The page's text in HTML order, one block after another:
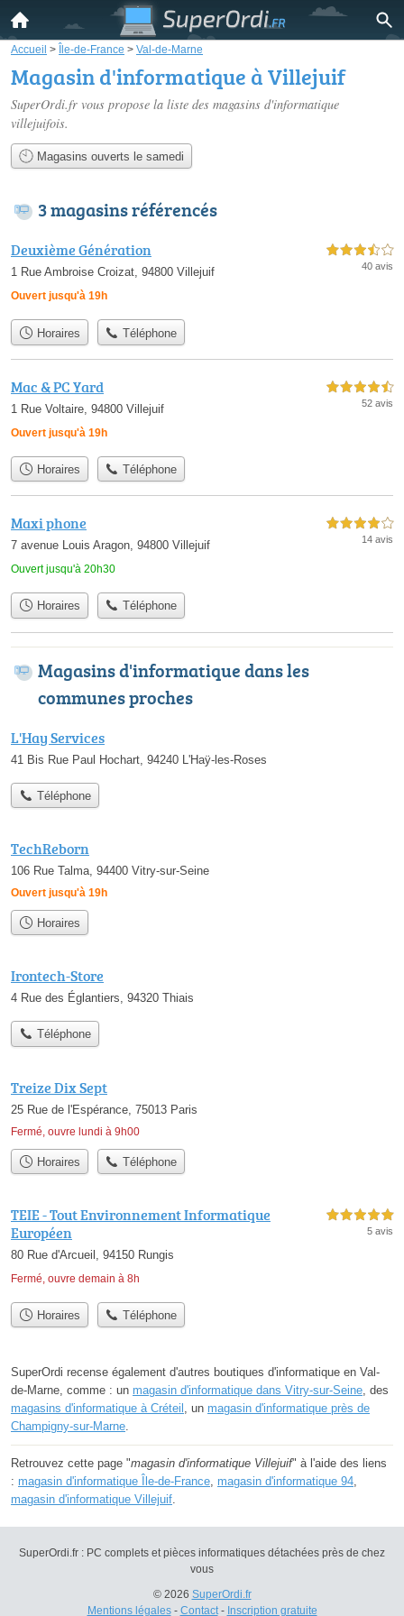
Accueil > Île-de-France > Val-de-Marne
Magasin d'informatique à Villejuif
SuperOrdi.fr vous propose la liste des magasins d'informatique
villejuifois.
Magasins ouverts le samedi
3 magasins référencés
Deuxième Génération
1 Rue Ambroise Croizat, 94800 Villejuif
Ouvert jusqu'à 19h
3,5 étoiles sur 5
40 avis
Horaires Téléphone
Mac & PC Yard
1 Rue Voltaire, 94800 Villejuif
Ouvert jusqu'à 19h
4,5 étoiles sur 5
52 avis
Horaires Téléphone
Maxi phone
7 avenue Louis Aragon, 94800 Villejuif
Ouvert jusqu'à 20h30
4,0 étoiles sur 5
14 avis
Horaires Téléphone
Magasins d'informatique dans les
communes proches
L'Hay Services
41 Bis Rue Paul Hochart, 94240 L'Haÿ-les-Roses
Téléphone
TechReborn
106 Rue Talma, 94400 Vitry-sur-Seine
Ouvert jusqu'à 19h
Horaires
Irontech-Store
4 Rue des Églantiers, 94320 Thiais
Téléphone
Treize Dix Sept
25 Rue de l'Espérance, 75013 Paris
Fermé, ouvre lundi à 9h00
Horaires Téléphone
TEIE - Tout Environnement Informatique
Européen
80 Rue d'Arcueil, 94150 Rungis
Fermé, ouvre demain à 8h
5,0 étoiles sur 5
5 avis
Horaires Téléphone
SuperOrdi recense également d'autres boutiques d'informatique en Val-
de-Marne, comme : un magasin d'informatique dans Vitry-sur-Seine, des
magasins d'informatique à Créteil , un magasin d'informatique près de
Champigny-sur-Marne.
Retrouvez cette page "magasin d'informatique Villejuif" à l'aide des liens
: magasin d'informatique Île-de-France, magasin d'informatique 94,
magasin d'informatique Villejuif.
SuperOrdi.fr : PC complets et pièces informatiques détachées près de chez
vous
© 2026 SuperOrdi.fr
Mentions légales- Contact- Inscription gratuite